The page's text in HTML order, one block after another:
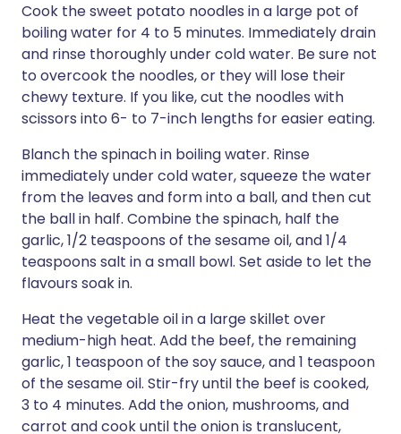
Cook the sweet potato noodles in a large pot of
boiling water for 4 to 5 minutes. Immediately drain
and rinse thoroughly under cold water. Be sure not
to overcook the noodles, or they will lose their
chewy texture. If you like, cut the noodles with
scissors into 6- to 7-inch lengths for easier eating.
Blanch the spinach in boiling water. Rinse
immediately under cold water, squeeze the water
from the leaves and form into a ball, and then cut
the ball in half. Combine the spinach, half the
garlic, 1/2 teaspoons of the sesame oil, and 1/4
teaspoons salt in a small bowl. Set aside to let the
flavours soak in.
Heat the vegetable oil in a large skillet over
medium-high heat. Add the beef, the remaining
garlic, 1 teaspoon of the soy sauce, and 1 teaspoon
of the sesame oil. Stir-fry until the beef is cooked,
3 to 4 minutes. Add the onion, mushrooms, and
carrot and cook until the onion is translucent,